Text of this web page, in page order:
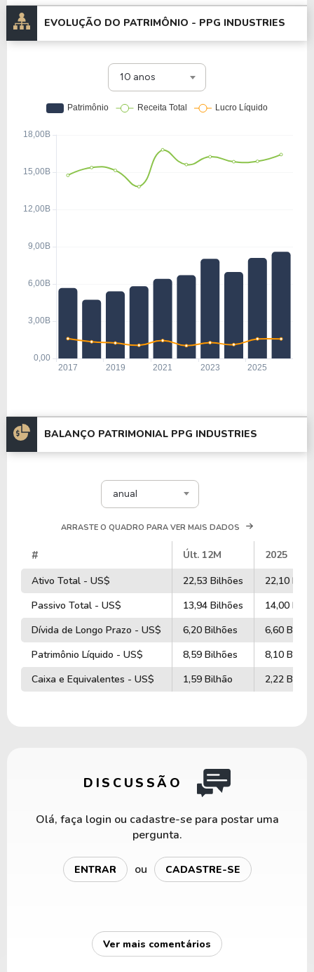
EVOLUÇÃO DO PATRIMÔNIO - PPG INDUSTRIES
10 anos
BALANÇO PATRIMONIAL PPG INDUSTRIES
anual
ARRASTE O QUADRO PARA VER MAIS DADOS
# Últ. 12M
2025
Ativo Total - US$
22,53 Bilhões
22,10
Passivo Total - US$
13,94 Bilhões
14,00
Dívida de Longo Prazo - US$
6,20 Bilhões
6,60
Patrimônio Líquido - US$
8,59 Bilhões
8,10
Caixa e Equivalentes - US$
1,59 Bilhão 2,22
DISCUSSÃO
Olá, faça login ou cadastre-se para postar uma
pergunta.
ENTRAR ou CADASTRE-SE
Ver mais comentários